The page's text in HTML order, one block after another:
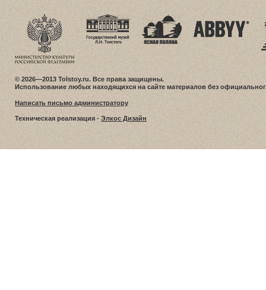
© 2026—2013 Tolstoy.ru. Все права защищены.
Использование любых находящихся на сайте материалов без
Написать письмо администратору
Техническая реализация - Элкос Дизайн